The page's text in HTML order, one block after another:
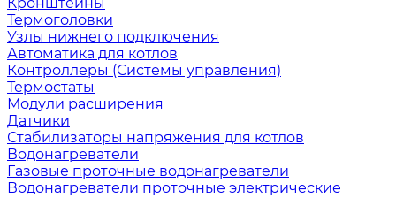
Термоголовки
Узлы нижнего подключения
Автоматика для котлов
Контроллеры (Системы управления)
Термостаты
Модули расширения
Датчики
Стабилизаторы напряжения для котлов
Водонагреватели
Газовые проточные водонагреватели
Водонагреватели проточные электрические